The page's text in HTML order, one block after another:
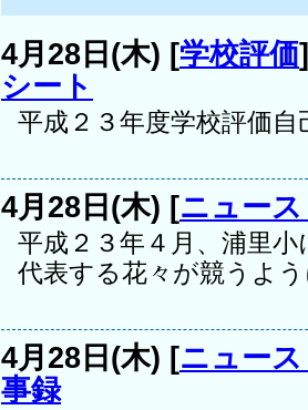
4月28日(木) [学校評価
シート
平成２３年度学校評価
4月28日(木) [ニュー
平成２３年４月、浦里
代表する花々が競うよ
4月28日(木) [ニュー
事録